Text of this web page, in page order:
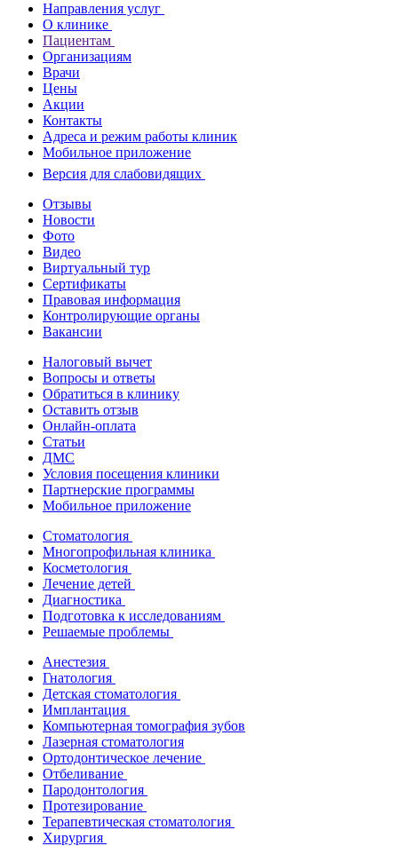
Направления услуг
О клинике
Пациентам
Организациям
Врачи
Цены
Акции
Контакты
Адреса и режим работы клиник
Мобильное приложение
Версия для слабовидящих
Отзывы
Новости
Фото
Видео
Виртуальный тур
Сертификаты
Правовая информация
Контролирующие органы
Вакансии
Налоговый вычет
Вопросы и ответы
Обратиться в клинику
Оставить отзыв
Онлайн-оплата
Статьи
ДМС
Условия посещения клиники
Партнерские программы
Мобильное приложение
Стоматология
Многопрофильная клиника
Косметология
Лечение детей
Диагностика
Подготовка к исследованиям
Решаемые проблемы
Анестезия
Гнатология
Детская стоматология
Имплантация
Компьютерная томография зубов
Лазерная стоматология
Ортодонтическое лечение
Отбеливание
Пародонтология
Протезирование
Терапевтическая стоматология
Хирургия